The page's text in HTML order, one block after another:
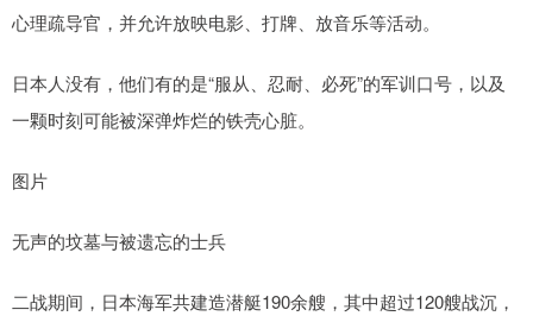
心理疏导官，并允许放映电影、打牌、放音乐等活动。
日本人没有，他们有的是“服从、忍耐、必死”的军训口号，以及
一颗时刻可能被深弹炸烂的铁壳心脏。
图片
无声的坟墓与被遗忘的士兵
二战期间，日本海军共建造潜艇190余艘，其中超过120艘战沉，